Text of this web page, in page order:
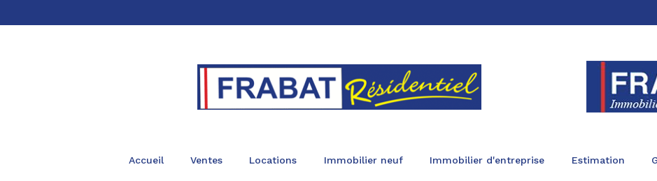
accueil ventes locations immobilier neuf immobilier d'entreprise estimation